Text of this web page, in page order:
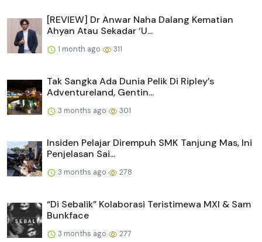
[REVIEW] Dr Anwar Naha Dalang Kematian
Ahyan Atau Sekadar ‘U...
1 month ago 311
Tak Sangka Ada Dunia Pelik Di Ripley’s
Adventureland, Gentin...
3 months ago 301
Insiden Pelajar Dirempuh SMK Tanjung Mas, Ini
Penjelasan Sai...
3 months ago 278
“Di Sebalik” Kolaborasi Teristimewa MXI & Sam
Bunkface
3 months ago 277